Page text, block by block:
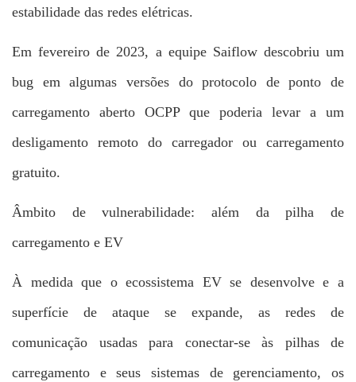
estabilidade das redes elétricas.
Em fevereiro de 2023, a equipe Saiflow descobriu um
bug em algumas versões do protocolo de ponto de
carregamento aberto OCPP que poderia levar a um
desligamento remoto do carregador ou carregamento
gratuito.
Âmbito de vulnerabilidade: além da pilha de
carregamento e EV
À medida que o ecossistema EV se desenvolve e a
superfície de ataque se expande, as redes de
comunicação usadas para conectar-se às pilhas de
carregamento e seus sistemas de gerenciamento, os